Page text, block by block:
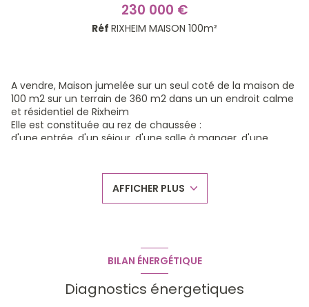
230 000 €
Réf RIXHEIM MAISON 100m²
A vendre, Maison jumelée sur un seul coté de la maison de
100 m2 sur un terrain de 360 m2 dans un un endroit calme
et résidentiel de Rixheim
Elle est constituée au rez de chaussée :
d'une entrée, d'un séjour, d'une salle à manger, d'une
1 grenier accessible
au sous sol : 1 garage 2 voitures, une buanderie et une cave
A l'extérieur : la maison est entouré d'un jardin sur 3 cotés
principale est au bois, un "Kachelhofen" complété par un
Le DPE est en catégorie "D", le GES est "B"
* certaines photos intérieur amélioré par IA - suppression
AFFICHER PLUS
BILAN ÉNERGÉTIQUE
Diagnostics énergetiques